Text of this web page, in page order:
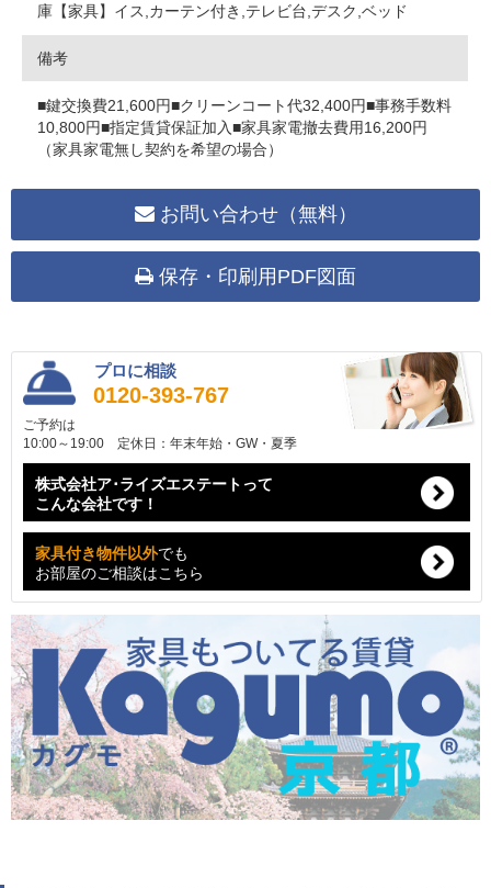
庫【家具】イス,カーテン付き,テレビ台,デスク,ベッド
備考
■鍵交換費21,600円■クリーンコート代32,400円■事務手数料
10,800円■指定賃貸保証加入■家具家電撤去費用16,200円
（家具家電無し契約を希望の場合）
お問い合わせ（無料）
保存・印刷用PDF図面
プロに相談
ご予約は
0120-393-767
10:00～19:00 定休日：年末年始・GW・夏季
株式会社ア･ライズエステートって
こんな会社です！
家具付き物件以外でも
お部屋のご相談はこちら